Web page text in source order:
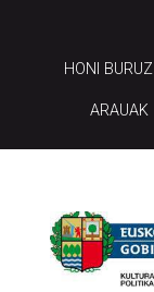
HONI BURUZ
ARAUAK